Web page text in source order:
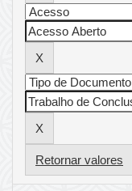
Retornar valores